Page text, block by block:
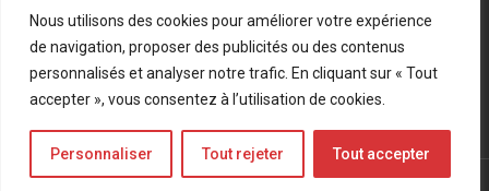
Nous utilisons des cookies pour améliorer votre expérience
de navigation, proposer des publicités ou des contenus
personnalisés et analyser notre trafic. En cliquant sur « Tout
accepter », vous consentez à l’utilisation de cookies.
Personnaliser Tout rejeter Tout accepter
Mentions légales Politique de confidentialité
Bluesky
LinkedIn
Twitter
© Forces Operations Blog - 2022